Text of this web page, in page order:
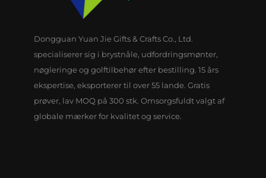
Dongguan Yuan Jie Gifts & Crafts Co., Ltd.
specialiserer sig i brystnåle, udfordringsmønter,
nøgleringe og golftilbehør efter bestilling. 15 års
ekspertise, eksporterer til over 55 lande. Gratis
prøver, lav MOQ på 300 stk. Omsorgsfuldt valgt af
globale mærker for kvalitet og service.